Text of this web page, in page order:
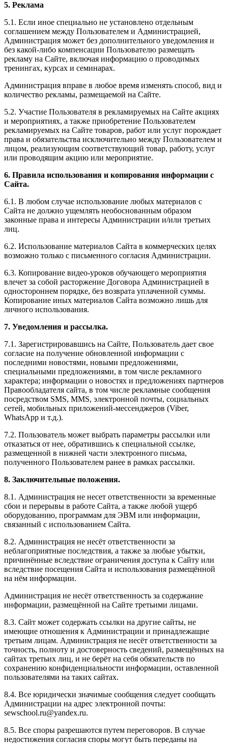
5. Реклама
5.1. Если иное специально не установлено отдельным
соглашением между Пользователем и Администрацией,
Администрация может без дополнительного уведомления и
без какой-либо компенсации Пользователю размещать
рекламу на Сайте, включая информацию о проводимых
тренингах, курсах и семинарах.
Администрация вправе в любое время изменять способ, вид и
количество рекламы, размещаемой на Сайте.
5.2. Участие Пользователя в рекламируемых на Сайте акциях
и мероприятиях, а также приобретение Пользователем
рекламируемых на Сайте товаров, работ или услуг порождает
права и обязательства исключительно между Пользователем и
лицом, реализующим соответствующий товар, работу, услуг
или проводящим акцию или мероприятие.
6. Правила использования и копирования информации с
Сайта.
6.1. В любом случае использование любых материалов с
Сайта не должно ущемлять необоснованным образом
законные права и интересы Администрации и/или третьих
лиц.
6.2. Использование материалов Сайта в коммерческих целях
возможно только с письменного согласия Администрации.
6.3. Копирование видео-уроков обучающего мероприятия
влечет за собой расторжение Договора Администрацией в
одностороннем порядке, без возврата уплаченной суммы.
Копирование иных материалов Сайта возможно лишь для
личного использования.
7. Уведомления и рассылка.
7.1. Зарегистрировавшись на Сайте, Пользователь дает свое
согласие на получение обновленной информации с
последними новостями, новыми предложениями,
специальными предложениями, в том числе рекламного
характера; информации о новостях и предложениях партнеров
Правообладателя сайта, в том числе рекламные сообщения
посредством SMS, MMS, электронной почты, социальных
сетей, мобильных приложений-мессенджеров (Viber,
WhatsApp и т.д.).
7.2. Пользователь может выбрать параметры рассылки или
отказаться от нее, обратившись к специальной ссылке,
размещенной в нижней части электронного письма,
полученного Пользователем ранее в рамках рассылки.
8. Заключительные положения.
8.1. Администрация не несет ответственности за временные
сбои и перерывы в работе Сайта, а также любой ущерб
оборудованию, программам для ЭВМ или информации,
связанный с использованием Сайта.
8.2. Администрация не несёт ответственности за
неблагоприятные последствия, а также за любые убытки,
причинённые вследствие ограничения доступа к Сайту или
вследствие посещения Сайта и использования размещённой
на нём информации.
Администрация не несёт ответственность за содержание
информации, размещённой на Сайте третьими лицами.
8.3. Сайт может содержать ссылки на другие сайты, не
имеющие отношения к Администрации и принадлежащие
третьим лицам. Администрация не несёт ответственности за
точность, полноту и достоверность сведений, размещённых на
сайтах третьих лиц, и не берёт на себя обязательств по
сохранению конфиденциальности информации, оставленной
пользователями на таких сайтах.
8.4. Все юридически значимые сообщения следует сообщать
Администрации на адрес электронной почты:
sewschool.ru@yandex.ru.
8.5. Все споры разрешаются путем переговоров. В случае
недостижения согласия споры могут быть переданы на